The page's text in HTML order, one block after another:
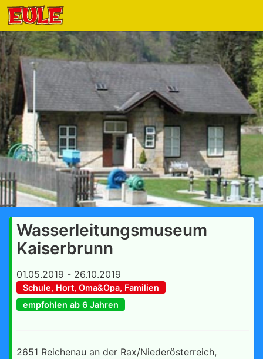
Wasserleitungsmuseum
Kaiserbrunn
01.05.2019 - 26.10.2019
Schule, Hort, Oma&Opa, Familien
empfohlen ab 6 Jahren
2651 Reichenau an der Rax/Niederösterreich,